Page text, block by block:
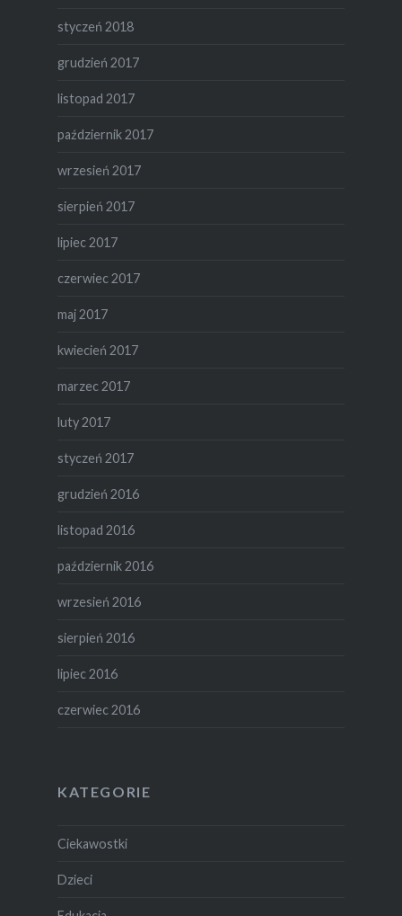
styczeń 2018
grudzień 2017
listopad 2017
październik 2017
wrzesień 2017
sierpień 2017
lipiec 2017
czerwiec 2017
maj 2017
kwiecień 2017
marzec 2017
luty 2017
styczeń 2017
grudzień 2016
listopad 2016
październik 2016
wrzesień 2016
sierpień 2016
lipiec 2016
czerwiec 2016
KATEGORIE
Ciekawostki
Dzieci